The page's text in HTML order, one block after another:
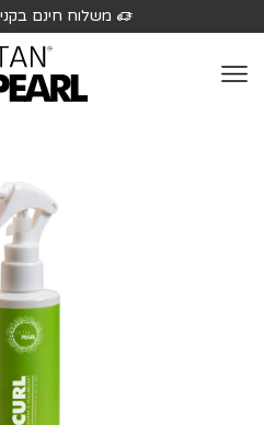
לֵב:
בְּאֲתָר